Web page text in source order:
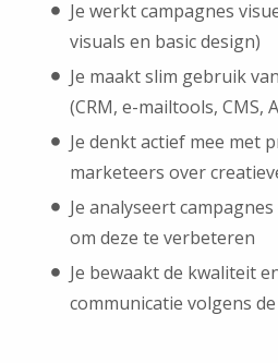
Je werkt campagnes
visuals en basic design)
Je maakt slim gebruik
(CRM, e-mailtools, CMS,
Je denkt actief mee met
marketeers over
Je analyseert
om deze te verbeteren
Je bewaakt de kwaliteit
communicatie volgens